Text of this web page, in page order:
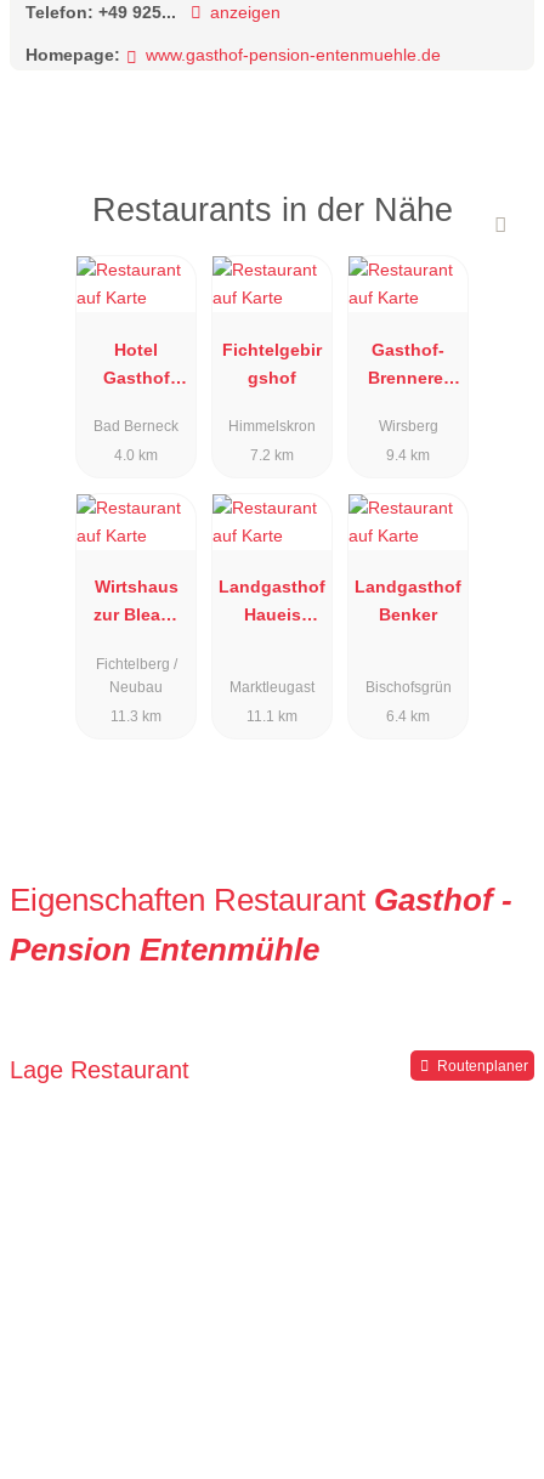
Telefon: +49 925... anzeigen
Homepage: www.gasthof-pension-entenmuehle.de
Restaurants in der Nähe
Hotel
Gasthof
Hirsch
Bad Berneck
4.0 km
Fichtelgebir
gshof
Himmelskron
7.2 km
Gasthof-
Brennerei
Wirsberg
9.4 km
Wirtshaus
zur Bleaml
Fichtelberg /
Neubau
11.3 km
Landgasthof
Haueis
Marktleugast
11.1 km
Landgasthof
Benker
Bischofsgrün
6.4 km
Eigenschaften Restaurant Gasthof -
Pension Entenmühle
Lage Restaurant Routenplaner